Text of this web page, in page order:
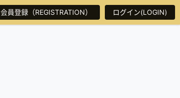
会員登録（REGISTRATION） ログイン(LOGIN)